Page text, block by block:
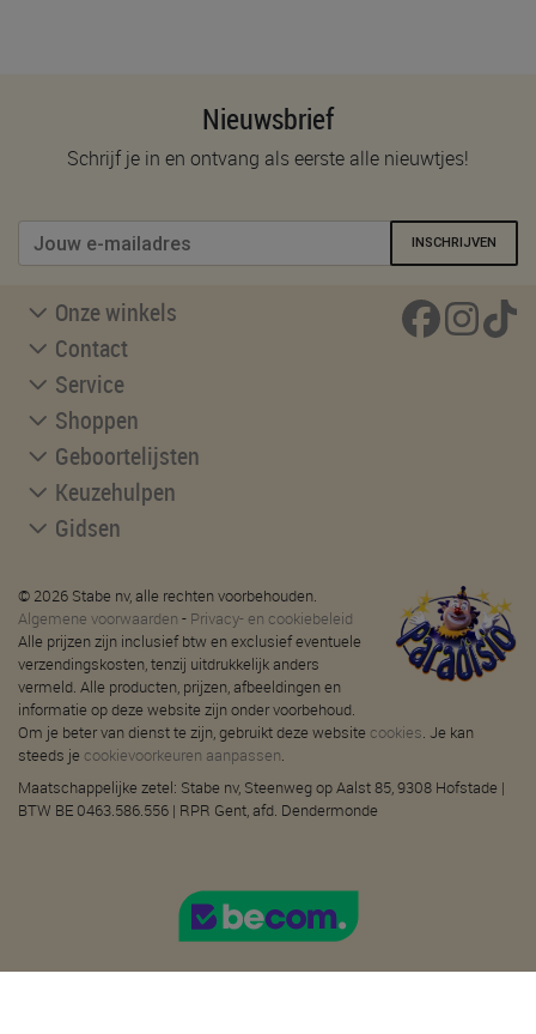
Nieuwsbrief
Schrijf je in en ontvang als eerste alle nieuwtjes!
INSCHRIJVEN
Onze winkels
Contact
Service
Shoppen
Geboortelijsten
Keuzehulpen
Gidsen
© 2026 Stabe nv, alle rechten voorbehouden.
Algemene voorwaarden - Privacy- en cookiebeleid
Alle prijzen zijn inclusief btw en exclusief eventuele
verzendingskosten, tenzij uitdrukkelijk anders
vermeld. Alle producten, prijzen, afbeeldingen en
informatie op deze website zijn onder voorbehoud.
Om je beter van dienst te zijn, gebruikt deze website cookies. Je kan
steeds je cookievoorkeuren aanpassen.
Maatschappelijke zetel: Stabe nv, Steenweg op Aalst 85, 9308 Hofstade |
BTW BE 0463.586.556 | RPR Gent, afd. Dendermonde